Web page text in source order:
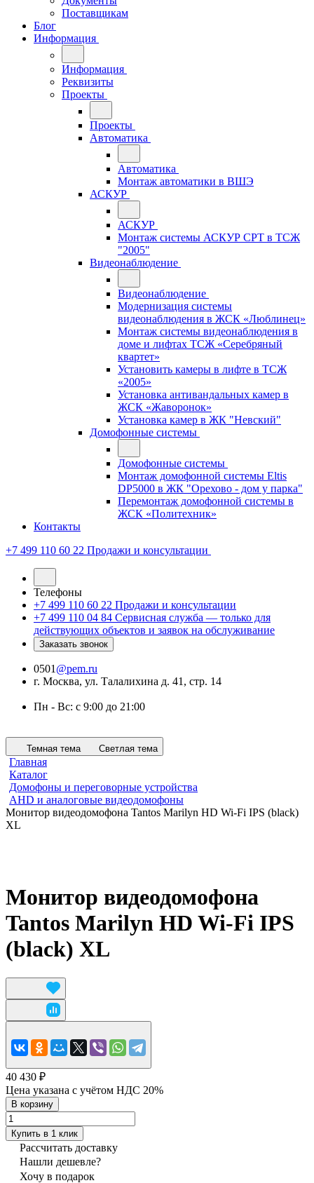
Поставщикам
Блог
Информация
Информация
Реквизиты
Проекты
Проекты
Автоматика
Автоматика
Монтаж автоматики в ВШЭ
АСКУР
АСКУР
Монтаж системы АСКУР СРТ в ТСЖ
"2005"
Видеонаблюдение
Видеонаблюдение
Модернизация системы
видеонаблюдения в ЖСК «Люблинец»
Монтаж системы видеонаблюдения в
доме и лифтах ТСЖ «Серебряный
квартет»
Установить камеры в лифте в ТСЖ
«2005»
Установка антивандальных камер в
ЖСК «Жаворонок»
Установка камер в ЖК "Невский"
Домофонные системы
Домофонные системы
Монтаж домофонной системы Eltis
DP5000 в ЖК "Орехово - дом у парка"
Перемонтаж домофонной системы в
ЖСК «Политехник»
Контакты
+7 499 110 60 22 Продажи и консультации
Телефоны
+7 499 110 60 22 Продажи и консультации
+7 499 110 04 84 Сервисная служба — только для
действующих объектов и заявок на обслуживание
Заказать звонок
0501 @pem.ru
г. Москва, ул. Талалихина д. 41, стр. 14
Пн - Вс: с 9:00 до 21:00
Темная тема Светлая тема
Главная
Каталог
Домофоны и переговорные устройства
AHD и аналоговые видеодомофоны
Монитор видеодомофона Tantos Marilyn HD Wi-Fi IPS (black)
XL
Монитор видеодомофона
Tantos Marilyn HD Wi-Fi IPS
(black) XL
40 430 ₽
Цена указана с учётом НДС 20%
В корзину
Купить в 1 клик
Рассчитать доставку
Нашли дешевле?
Хочу в подарок